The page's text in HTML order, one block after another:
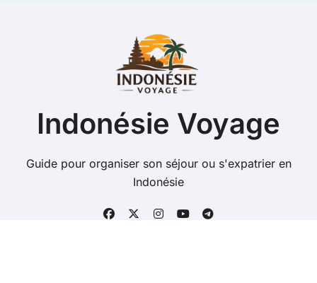
Indonésie Voyage
Guide pour organiser son séjour ou s'expatrier en
Indonésie